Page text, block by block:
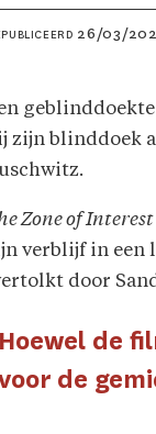
26/03/
zijn blinddoek
Zone of
verblijf in een
door
Hoewel de
de